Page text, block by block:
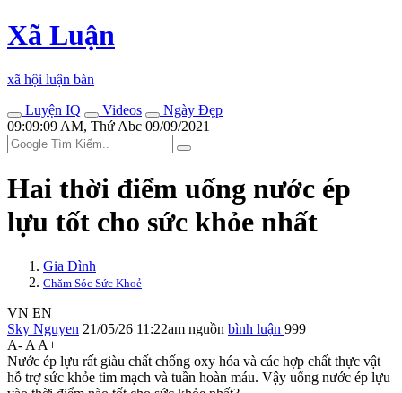
Xã Luận
xã hội luận bàn
Luyện IQ
Videos
Ngày Đẹp
09:09:09 AM, Thứ Abc 09/09/2021
Hai thời điểm uống nước ép
lựu tốt cho sức khỏe nhất
Gia Đình
Chăm Sóc Sức Khoẻ
VN EN
Sky Nguyen 21/05/26 11:22am nguồn bình luận 999
A- A A+
Nước ép lựu rất giàu chất chống oxy hóa và các hợp chất thực vật
hỗ trợ sức khỏe tim mạch và tuần hoàn máu. Vậy uống nước ép lựu